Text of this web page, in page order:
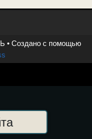
• Создано с помощью